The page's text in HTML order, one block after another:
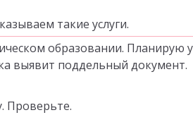
такие услуги.
образовании. Планирую
выявит поддельный документ.
Проверьте.